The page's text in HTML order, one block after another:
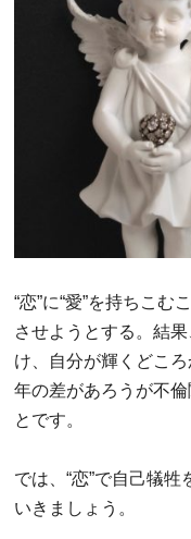
“恋”に“愛”を持ちこ
させようとする。結
け、自分が輝くどこ
年の差があろうが不
とです。
では、“恋”で自己犠
いきましょう。